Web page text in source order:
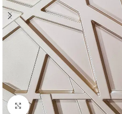
Click to enlarge